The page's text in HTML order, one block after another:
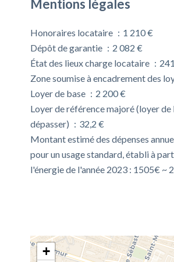
Mentions légales
Honoraires locataire
1 210 €
Dépôt de garantie
2 082 €
État des lieux charge locataire
Zone soumise à encadrement des
Loyer de base
2 200 €
Loyer de référence majoré (loyer de
dépasser)
32,2 €
Montant estimé des dépenses
pour un usage standard, établi à
l'énergie de l'année 2023 : 1505€ ~
+